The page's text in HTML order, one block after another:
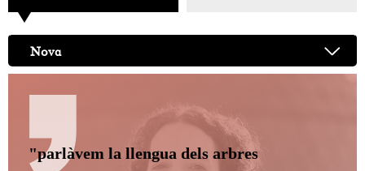
Nova
"parlàvem la llengua dels arbres